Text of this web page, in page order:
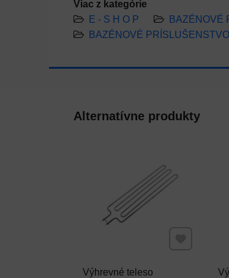
Viac z kategórie
E - S H O P
BAZÉNOVÉ
BAZÉNOVÉ PRÍSLUŠENSTVO
Alternatívne produkty
Výhrevné teleso
Pridať k